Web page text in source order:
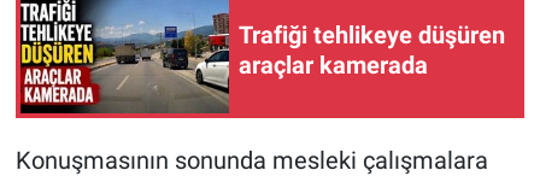
Trafiği tehlikeye düşüren
araçlar kamerada
Konuşmasının sonunda mesleki çalışmalara